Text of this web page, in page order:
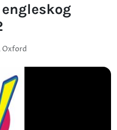
Oxford